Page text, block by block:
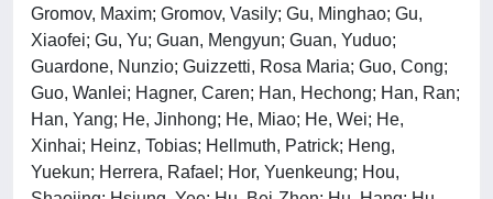
Gromov, Maxim; Gromov, Vasily; Gu, Minghao; Gu,
Xiaofei; Gu, Yu; Guan, Mengyun; Guan, Yuduo;
Guardone, Nunzio; Guizzetti, Rosa Maria; Guo, Cong;
Guo, Wanlei; Hagner, Caren; Han, Hechong; Han, Ran;
Han, Yang; He, Jinhong; He, Miao; He, Wei; He,
Xinhai; Heinz, Tobias; Hellmuth, Patrick; Heng,
Yuekun; Herrera, Rafael; Hor, Yuenkeung; Hou,